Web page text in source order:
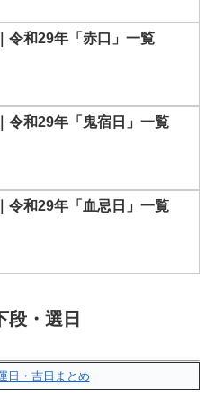
令和29年「赤口」一覧
令和29年「鬼宿日」一覧
令和29年「血忌日」一覧
段・選日
日・吉日まとめ